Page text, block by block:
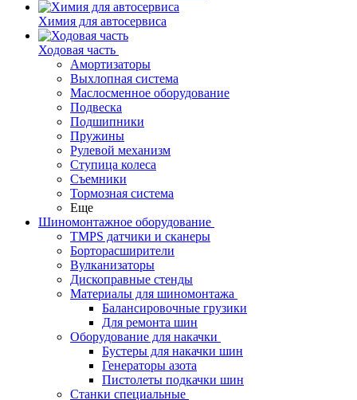
Химия для автосервиса
Ходовая часть
Амортизаторы
Выхлопная система
Маслосменное оборудование
Подвеска
Подшипники
Пружины
Рулевой механизм
Ступица колеса
Съемники
Тормозная система
Еще
Шиномонтажное оборудование
TMPS датчики и сканеры
Борторасширители
Вулканизаторы
Дископравные стенды
Материалы для шиномонтажа
Балансировочные грузики
Для ремонта шин
Оборудование для накачки
Бустеры для накачки шин
Генераторы азота
Пистолеты подкачки шин
Станки специальные